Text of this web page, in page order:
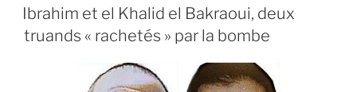
Belkaid
les
coordinateurs
du
LE
Ibrahim et el Khalid el Bakraoui, deux
truands « rachetés » par la bombe